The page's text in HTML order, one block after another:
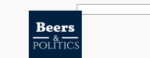
contenido
Buscar